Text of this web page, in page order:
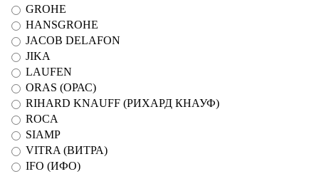
GROHE
HANSGROHE
JACOB DELAFON
JIKA
LAUFEN
ORAS (ОРАС)
RIHARD KNAUFF (РИХАРД КНАУФ)
ROCA
SIAMP
VITRA (ВИТРА)
IFO (ИФО)